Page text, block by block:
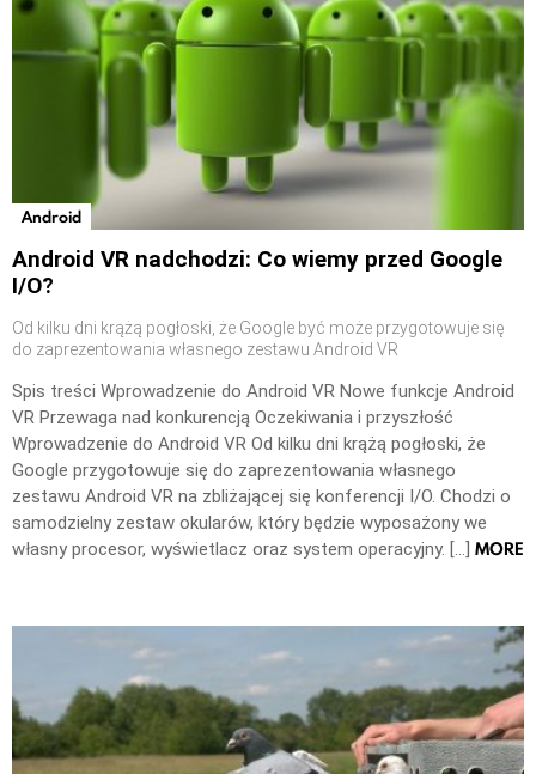
Android
Android VR nadchodzi: Co wiemy przed Google
I/O?
Od kilku dni krążą pogłoski, że Google być może przygotowuje się
do zaprezentowania własnego zestawu Android VR
Spis treści Wprowadzenie do Android VR Nowe funkcje Android
VR Przewaga nad konkurencją Oczekiwania i przyszłość
Wprowadzenie do Android VR Od kilku dni krążą pogłoski, że
Google przygotowuje się do zaprezentowania własnego
zestawu Android VR na zbliżającej się konferencji I/O. Chodzi o
samodzielny zestaw okularów, który będzie wyposażony we
własny procesor, wyświetlacz oraz system operacyjny. […] MORE